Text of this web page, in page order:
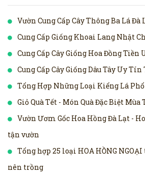
Vườn Cung Cấp Cây Thông Ba Lá
Cung Cấp Giống Khoai Lang Nhật
Cung Cấp Cây Giống Hoa Đồng
Cung Cấp Cây Giống Dâu Tây Uy
Tổng Hợp Những Loại Kiểng Lá
Giỏ Quà Tết - Món Quà Đặc Biệt Mùa
Vườn Ươm Gốc Hoa Hồng Đà Lạt -
tận vườn
Tổng hợp 25 loại HOA HỒNG
nên trồng